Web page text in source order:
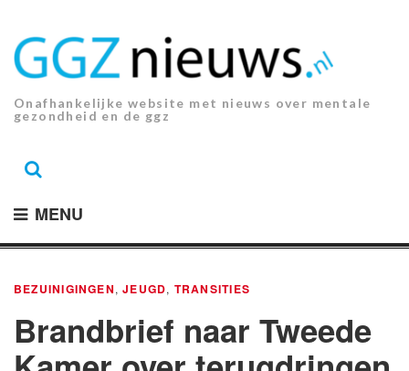
inhoud.
Onafhankelijke website met nieuws over mentale
gezondheid en de ggz
MENU
BEZUINIGINGEN,JEUGD, TRANSITIES
Brandbrief naar Tweede